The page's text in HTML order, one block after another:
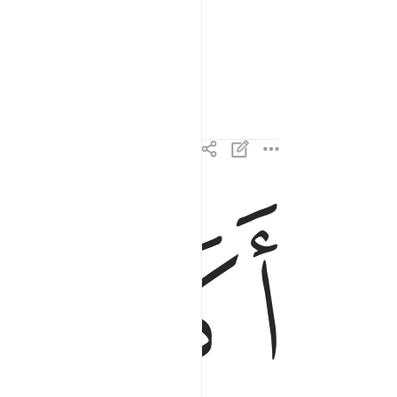
اكان للناس عجبا ان اوحينا الى رجل منهم ان
أَكَانَ لِلنَّاسِ عَجَبًا أَنْ أَوْحَيْنَآ إِلَىٰ رَجُلٍۢ مِّنْهُمْ
ﱈ